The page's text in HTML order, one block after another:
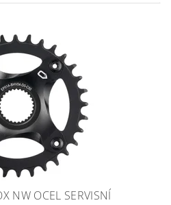
NW OCEL SERVISNÍ